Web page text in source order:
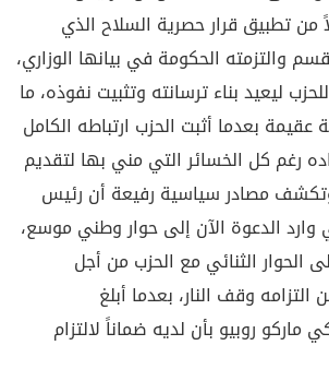
من تطبيق قرار حصرية السلاح الذي
والتزمته الحكومة في بيانها الوزاري،
ليعيد بناء ترسانته وتثبيت نفوذه، ما
بعدما أثبت الحزب ارتباطه الكامل
رغم كل الخسائر التي مني بها لتقديم
وتكشف مصادر سياسية رفيعة أن رئيس
الدعوة الآن إلى حوار وطني موسع،
الحوار الثنائي مع الحزب من أجل
وقف النار، بعدما أبلغ
ماركو روبيو بأن لديه ضماناً لالتزام